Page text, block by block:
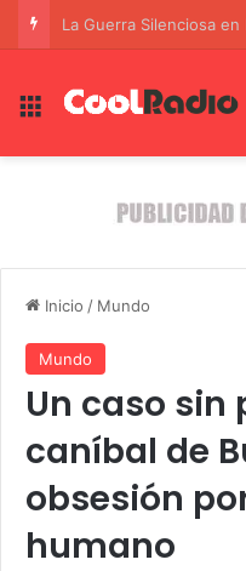
Menú
Inicio / Mundo
Mundo
Un caso sin
caníbal de
obsesión
humano